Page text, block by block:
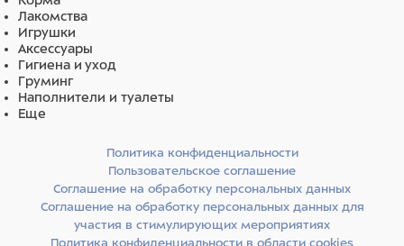
субпродуктов,глицерин, прежелатинизированный
рисовый крахмал, лецитин, утиный жир,
монопропиленгликоль, консерванты, биотин, хлорид
натрия, аскорбиновая кислота (витамин С),
антиоксиданты, лактобактерии.
: биотин 40 мг, аскорбиновая кислота (витамин С) 22,5
Лакомства
Игрушки
Аксессуары
Гигиена и уход
Груминг
Наполнители и туалеты
Еще
Политика конфиденциальности
Пользовательское соглашение
Соглашение на обработку персональных данных
Соглашение на обработку персональных данных для
участия в стимулирующих мероприятиях
Политика конфиденциальности в области cookies